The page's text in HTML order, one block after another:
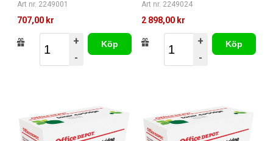
Art nr. 2249001
707,00 kr
+
-
Köp
Art nr. 2249024
2 898,00 kr
+
-
Köp